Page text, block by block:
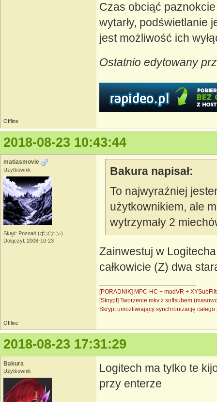
Czas obciąć
wytarły, podświetlanie
jest możliwość ich
Ostatnio edytowany
Offline
2018-08-23 10:43:44
matiasmovie
Użytkownik
Skąd: Poznań (ポズナン)
Dołączył: 2008-10-23
Bakura napisał:
To najwyraźniej
użytkownikiem, ale
wytrzymały 2
Zainwestuj w
całkowicie (Z) dwa
[PORADNIK] MPC-HC + madVR +
[Skrypt] Tworzenie mkv z softsubem
Skrypt umożliwiający synchronizację
Offline
2018-08-23 17:31:29
Bakura
Użytkownik
Logitech ma tylko te
przy enterze